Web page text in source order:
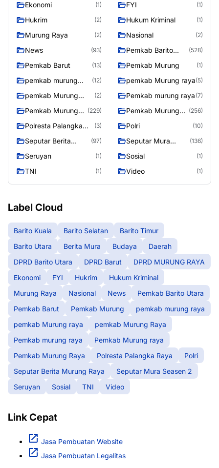
Ekonomi (1) FYI (1)
Hukrim (2) Hukum Kriminal (1)
Murung Raya (2) Nasional (2)
News (93)
Pemkab Barito
(528)
Pemkab Barut (13) Pemkab Murung (1)
pemkab murung
(12) pemkab Murung raya(5)
pemkab Murung
(2) Pemkab murung raya (7)
Pemkab Murung
(229)
Pemkab Murung
(256)
Polresta Palangka
(3) Polri (10)
Seputar Berita
(97)
Seputar Mura
(136)
Seruyan (1) Sosial (1)
TNI (1) Video (1)
Label Cloud
Barito Kuala Barito Selatan
Barito Timur
Barito Utara
Berita Mura Budaya
Daerah
DPRD Barito Utara
DPRD Barut
DPRD MURUNG RAYA
Ekonomi
FYI Hukrim
Hukum Kriminal
Murung Raya
Nasional News
Pemkab Barito Utara
Pemkab Barut
Pemkab Murung
pemkab murung raya
pemkab Murung raya
pemkab Murung Raya
Pemkab murung raya
Pemkab Murung raya
Pemkab Murung Raya
Polresta Palangka Raya
Polri
Seputar Berita Murung Raya
Seputar Mura Seasen 2
Seruyan
Sosial TNI Video
Link Cepat
Jasa Pembuatan Website
Jasa Pembuatan Legalitas